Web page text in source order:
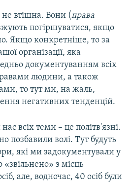
не втішна. Вони (права
погіршуватися, якщо
Якщо конкретніше, то за
організації, яка
документуванням всіх
людини, а також
то тут ми, на жаль,
негативних тенденцій.
всіх теми – це політв'язні.
позбавили волі. Тут будуть
які ми задокументували у
«звільнено» з місць
але, водночас, 40 осіб були